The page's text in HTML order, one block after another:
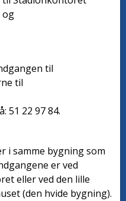
og
til
til
51 22 97 84.
i samme bygning som
er ved
eller ved den lille
(den hvide bygning).